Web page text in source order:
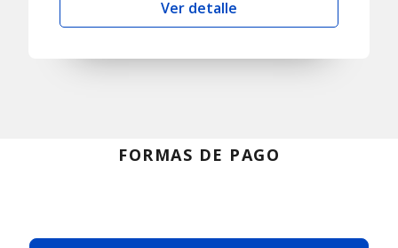
Ver detalle
FORMAS DE PAGO